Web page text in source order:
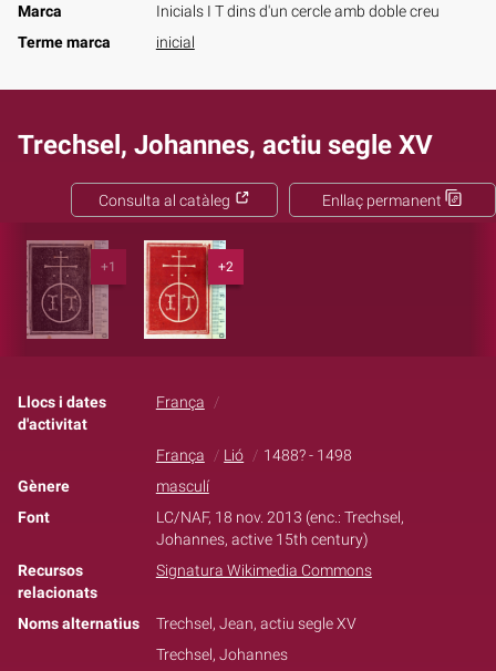
Marca
Inicials I T dins d'un cercle amb doble creu
Terme marca
inicial
Trechsel, Johannes, actiu segle XV
Enllaç permanent
Consulta al catàleg
+1 +2
Llocs i dates
d'activitat
França
França Lió
1488? - 1498
Gènere
masculí
Font
LC/NAF, 18 nov. 2013 (enc.: Trechsel,
Johannes, active 15th century)
Recursos
relacionats
Signatura Wikimedia Commons
Noms alternatius
Trechsel, Jean, actiu segle XV
Trechsel, Johannes